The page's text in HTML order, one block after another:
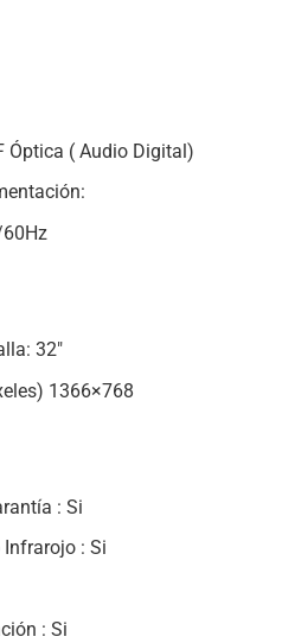
Óptica ( Audio Digital)
32″
1366×768
: Si
: Si
: Si